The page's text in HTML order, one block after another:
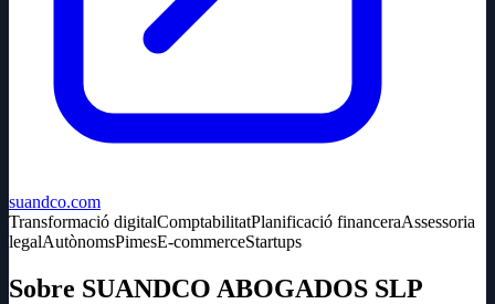
suandco.com
Transformació digitalComptabilitatPlanificació financeraAssessoria
legalAutònomsPimesE-commerceStartups
Sobre SUANDCO ABOGADOS SLP